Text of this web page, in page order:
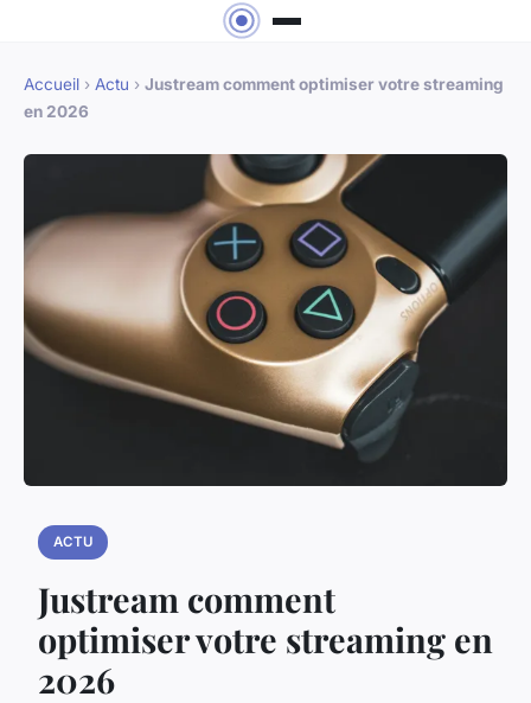
Accueil › Actu › Justream comment optimiser votre streaming
en 2026
ACTU
Justream comment
optimiser votre streaming en
2026